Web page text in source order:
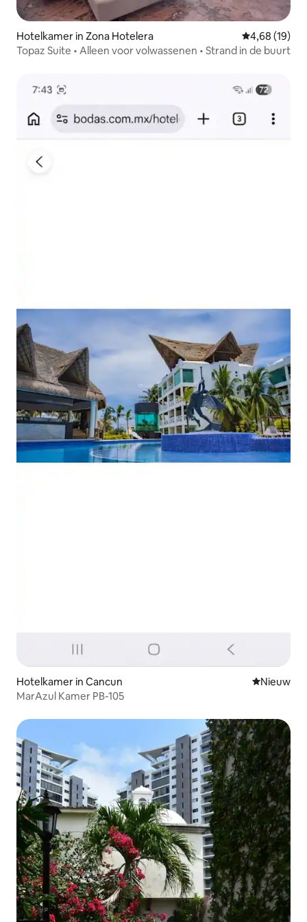
Hotelkamer in Zona Hotelera Gemiddelde
4,68 (19)
Topaz Suite • Alleen voor volwassenen • Strand in de buurt
Hotelkamer in Cancun Nieuwe
Nieuw
MarAzul Kamer PB-105